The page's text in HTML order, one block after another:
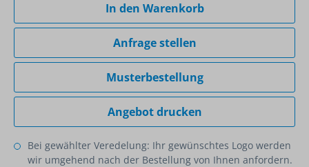
In den Warenkorb
Anfrage stellen
Musterbestellung
Angebot drucken
Bei gewählter Veredelung: Ihr gewünschtes Logo werden
wir umgehend nach der Bestellung von Ihnen anfordern.